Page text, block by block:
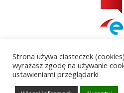
Strona używa ciasteczek
wyrażasz zgodę na używanie
ustawieniami przeglądarki